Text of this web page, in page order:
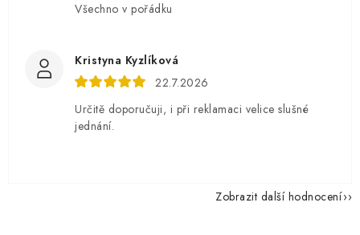
Všechno v pořádku
Kristyna Kyzlíková
22.7.2026
Určitě doporučuji, i při reklamaci velice slušné
jednání.
Zobrazit další hodnocení